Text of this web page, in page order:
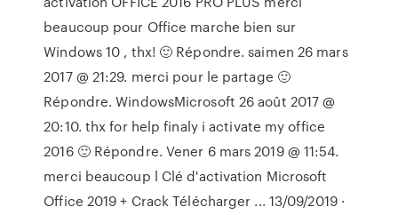
beaucoup pour Office marche bien sur
Windows 10 , thx! 🙂 Répondre. saimen 26 mars
2017 @ 21:29. merci pour le partage 🙂
Répondre. WindowsMicrosoft 26 août 2017 @
20:10. thx for help finaly i activate my office
2016 🙂 Répondre. Vener 6 mars 2019 @ 11:54.
merci beaucoup l Clé d'activation Microsoft
Office 2019 + Crack Télécharger ... 13/09/2019 ·